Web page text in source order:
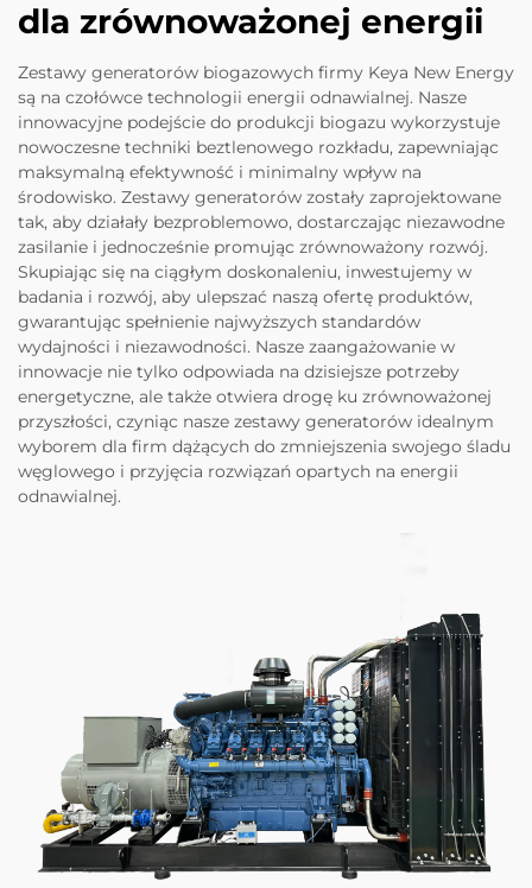
dla zrównoważonej energii
Zestawy generatorów biogazowych firmy Keya New Energy
są na czołówce technologii energii odnawialnej. Nasze
innowacyjne podejście do produkcji biogazu wykorzystuje
nowoczesne techniki beztlenowego rozkładu, zapewniając
maksymalną efektywność i minimalny wpływ na
środowisko. Zestawy generatorów zostały zaprojektowane
tak, aby działały bezproblemowo, dostarczając niezawodne
zasilanie i jednocześnie promując zrównoważony rozwój.
Skupiając się na ciągłym doskonaleniu, inwestujemy w
badania i rozwój, aby ulepszać naszą ofertę produktów,
gwarantując spełnienie najwyższych standardów
wydajności i niezawodności. Nasze zaangażowanie w
innowacje nie tylko odpowiada na dzisiejsze potrzeby
energetyczne, ale także otwiera drogę ku zrównoważonej
przyszłości, czyniąc nasze zestawy generatorów idealnym
wyborem dla firm dążących do zmniejszenia swojego śladu
węglowego i przyjęcia rozwiązań opartych na energii
odnawialnej.